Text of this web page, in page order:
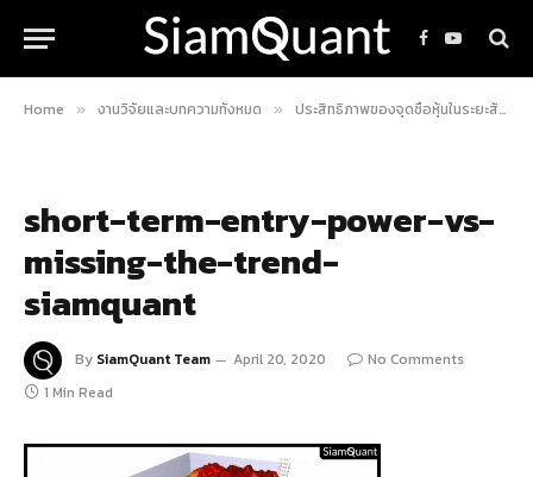
Facebook
YouTube
Home » งานวิจัยและบทความทั้งหมด » ประสิทธิภาพของจุดซื้อหุ้นในระยะสั้น และเหตุผลที่คุณไม่ควรจะกลัวตกรถจนเกินไป!
short-term-entry-power-vs-
missing-the-trend-
siamquant
By SiamQuant Team April 20, 2020
No Comments
1 Min Read